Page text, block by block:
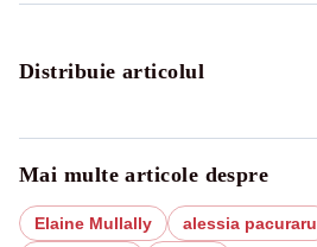
Distribuie articolul
Mai multe articole despre
Elaine Mullally alessia pacuraru